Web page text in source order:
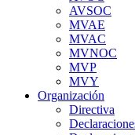
AVSOC
MVAE
MVAC
MVNOC
MVP
MVY
Organización
Directiva